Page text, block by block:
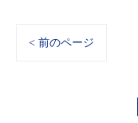
< 前のページ